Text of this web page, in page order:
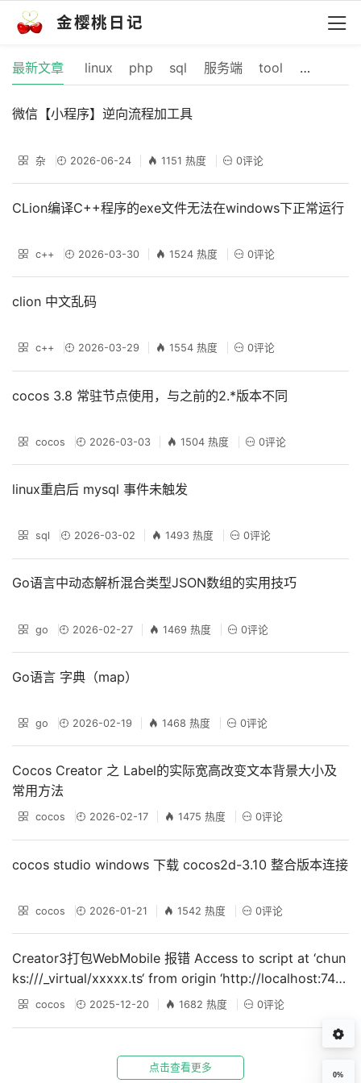
金樱桃日记
最新文章 linux php sql 服务端 tool cocos
微信【小程序】逆向流程加工具
杂 2026-06-24 1151 热度 0评论
CLion编译C++程序的exe文件无法在windows下正常运行
c++ 2026-03-30 1524 热度 0评论
clion 中文乱码
c++ 2026-03-29 1554 热度 0评论
cocos 3.8 常驻节点使用，与之前的2.*版本不同
cocos 2026-03-03 1504 热度 0评论
linux重启后 mysql 事件未触发
sql 2026-03-02 1493 热度 0评论
Go语言中动态解析混合类型JSON数组的实用技巧
go 2026-02-27 1469 热度 0评论
Go语言 字典（map）
go 2026-02-19 1468 热度 0评论
Cocos Creator 之 Label的实际宽高改变文本背景大小及
常用方法
cocos 2026-02-17 1475 热度 0评论
cocos studio windows 下载 cocos2d-3.10 整合版本连接
cocos 2026-01-21 1542 热度 0评论
Creator3打包WebMobile 报错 Access to script at ‘chun
ks:///_virtual/xxxxx.ts‘ from origin ‘http://localhost:745
6’ has been blocked by CORS
cocos 2025-12-20 1682 热度 0评论
点击查看更多
0%